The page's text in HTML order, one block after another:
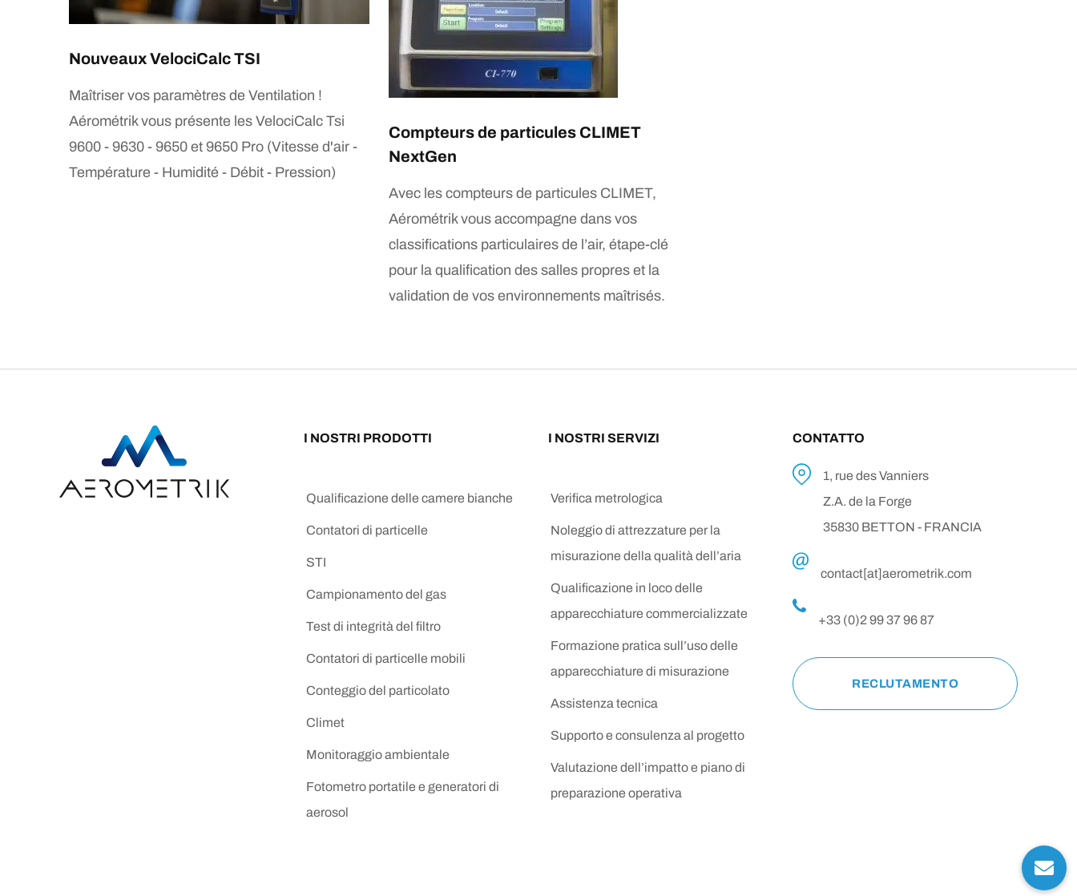
Nouveaux VelociCalc TSI
Maîtriser vos paramètres de Ventilation !
Aérométrik vous présente les VelociCalc Tsi
9600 - 9630 - 9650 et 9650 Pro (Vitesse d'air -
Température - Humidité - Débit - Pression)
Compteurs de particules CLIMET
NextGen
Avec les compteurs de particules CLIMET,
Aérométrik vous accompagne dans vos
classifications particulaires de l’air, étape-clé
pour la qualification des salles propres et la
validation de vos environnements maîtrisés.
I NOSTRI PRODOTTI
Qualificazione delle camere bianche
Contatori di particelle
STI
Campionamento del gas
Test di integrità del filtro
Contatori di particelle mobili
Conteggio del particolato
Climet
Monitoraggio ambientale
Fotometro portatile e generatori di
aerosol
I NOSTRI SERVIZI
Verifica metrologica
Noleggio di attrezzature per la
misurazione della qualità dell’aria
Qualificazione in loco delle
apparecchiature commercializzate
Formazione pratica sull’uso delle
apparecchiature di misurazione
Assistenza tecnica
Supporto e consulenza al progetto
Valutazione dell’impatto e piano di
preparazione operativa
CONTATTO
1, rue des Vanniers
Z.A. de la Forge
35830 BETTON - FRANCIA
contact[at]aerometrik.com
+33 (0)2 99 37 96 87
RECLUTAMENTO